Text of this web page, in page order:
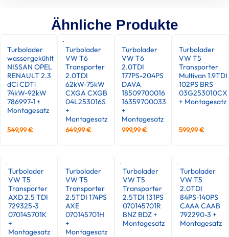
Ähnliche Produkte
Turbolader
wassergekühlt
NISSAN OPEL
RENAULT 2.3
dCi CDTi
74kW-92kW
786997-1 +
Montagesatz
549,99€
Turbolader
VW T6
Transporter
2.0TDI
62kW-75kW
CXGA CXGB
04L253016S
+
Montagesatz
649,99€
Turbolader
VW T6
2.0TDI
177PS-204PS
DAVA
18509700016
16359700033
+
Montagesatz
999,99€
Turbolader
VW T5
Transporter
Multivan 1.9TDI
102PS BRS
03G253010CX
+ Montagesatz
599,99€
Turbolader
VW T5
Transporter
AXD 2.5 TDI
729325-3
070145701K
+
Montagesatz
Turbolader
VW T5
Transporter
2.5TDI 174PS
AXE
070145701H
+
Montagesatz
Turbolader
VW T5
Transporter
2.5TDI 131PS
070145701R
BNZ BDZ +
Montagesatz
Turbolader
VW T5
2.0TDI
84PS-140PS
CAAA CAAB
792290-3 +
Montagesatz